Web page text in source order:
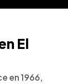
El
en 1966,